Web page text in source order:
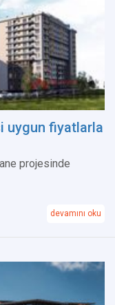
uygun fiyatlarla
projesinde
devamını oku